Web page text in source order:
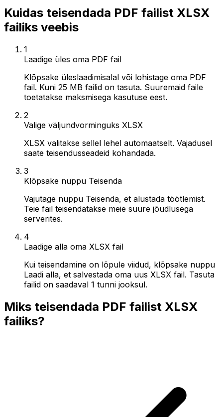
Kuidas teisendada PDF failist XLSX
failiks veebis
1
Laadige üles oma PDF fail
Klõpsake üleslaadimisalal või lohistage oma PDF
fail. Kuni 25 MB failid on tasuta. Suuremaid faile
toetatakse maksmisega kasutuse eest.
2
Valige väljundvorminguks XLSX
XLSX valitakse sellel lehel automaatselt. Vajadusel
saate teisendusseadeid kohandada.
3
Klõpsake nuppu Teisenda
Vajutage nuppu Teisenda, et alustada töötlemist.
Teie fail teisendatakse meie suure jõudlusega
serverites.
4
Laadige alla oma XLSX fail
Kui teisendamine on lõpule viidud, klõpsake nuppu
Laadi alla, et salvestada oma uus XLSX fail. Tasuta
failid on saadaval 1 tunni jooksul.
Miks teisendada PDF failist XLSX
failiks?